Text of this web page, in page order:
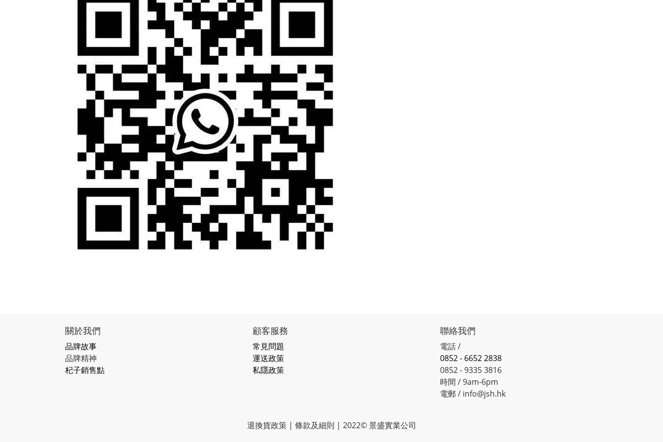
關於我們
品牌故事
品牌精神
杞子銷售點
顧客服務
常見問題
運送政策
私隱政策
聯絡我們
電話 /
0852 - 6652 2838
0852 - 9335 3816
時間 / 9am-6pm
電郵 / info@jsh.hk
退換貨政策 | 條款及細則 | 2022© 景盛實業公司